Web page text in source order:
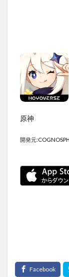
原神
開発元: